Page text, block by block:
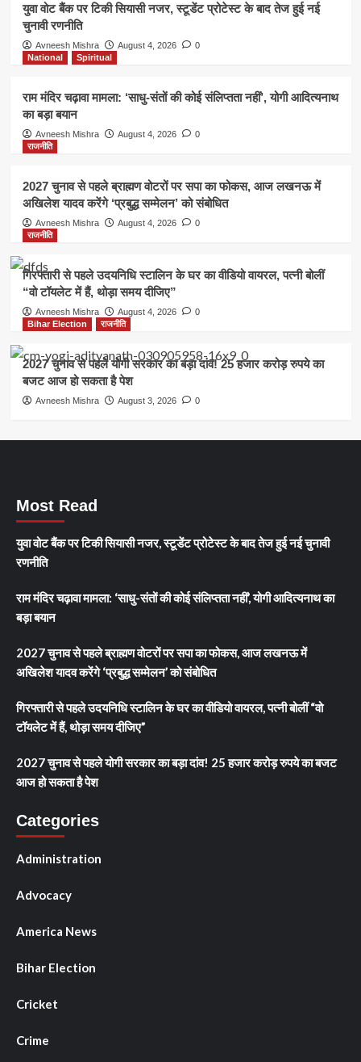
युवा वोट बैंक पर टिकी सियासी नजर, स्टूडेंट प्रोटेस्ट के बाद तेज हुई नई
चुनावी रणनीति
Avneesh Mishra August 4, 2026
0
National
Spiritual
राम मंदिर चढ़ावा मामला: ‘साधु-संतों की कोई संलिप्तता नहीं’, योगी आदित्यनाथ
का बड़ा बयान
Avneesh Mishra August 4, 2026
0
राजनीति
2027 चुनाव से पहले ब्राह्मण वोटरों पर सपा का फोकस, आज लखनऊ में
अखिलेश यादव करेंगे ‘प्रबुद्ध सम्मेलन’ को संबोधित
Avneesh Mishra August 4, 2026
0
राजनीति
गिरफ्तारी से पहले उदयनिधि स्टालिन के घर का वीडियो वायरल, पत्नी बोलीं
“वो टॉयलेट में हैं, थोड़ा समय दीजिए”
Avneesh Mishra August 4, 2026
0
Bihar Election
राजनीति
2027 चुनाव से पहले योगी सरकार का बड़ा दांव! 25 हजार करोड़ रुपये का
बजट आज हो सकता है पेश
Avneesh Mishra August 3, 2026 0
Most Read
युवा वोट बैंक पर टिकी सियासी नजर, स्टूडेंट प्रोटेस्ट के बाद तेज हुई नई चुनावी
रणनीति
राम मंदिर चढ़ावा मामला: ‘साधु-संतों की कोई संलिप्तता नहीं’, योगी आदित्यनाथ का
बड़ा बयान
2027 चुनाव से पहले ब्राह्मण वोटरों पर सपा का फोकस, आज लखनऊ में
अखिलेश यादव करेंगे ‘प्रबुद्ध सम्मेलन’ को संबोधित
गिरफ्तारी से पहले उदयनिधि स्टालिन के घर का वीडियो वायरल, पत्नी बोलीं “वो
टॉयलेट में हैं, थोड़ा समय दीजिए”
2027 चुनाव से पहले योगी सरकार का बड़ा दांव! 25 हजार करोड़ रुपये का बजट
आज हो सकता है पेश
Categories
Administration
Advocacy
America News
Bihar Election
Cricket
Crime